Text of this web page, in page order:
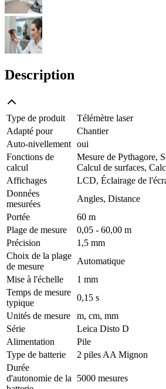
Description
Type de produit
Télémètre laser
Adapté pour
Chantier
Auto-nivellement oui
Fonctions de
calcul
Mesure de Pythagore,
Calcul de surfaces,
Affichages
LCD, Éclairage de
Données
mesurées
Angles, Distance
Portée
60 m
Plage de mesure
0,05 - 60,00 m
Précision
1,5 mm
Choix de la plage
de mesure
Automatique
Mise à l'échelle
1 mm
Temps de mesure
typique
0,15 s
Unités de mesure
m, cm, mm
Série
Leica Disto D
Alimentation
Pile
Type de batterie
2 piles AA Mignon
Durée
d'autonomie de la
5000 mesures